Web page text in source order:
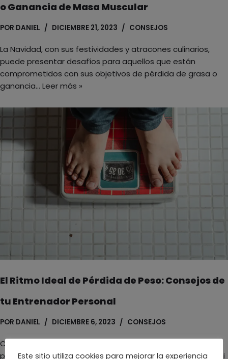
o Ganancia de Masa Muscular
POR DANIEL DICIEMBRE 21, 2023 CONSEJOS
La Navidad, con sus festividades y atracones culinarios,
puede presentar desafíos para aquellos que están
comprometidos con sus objetivos de pérdida de grasa o
ganancia… Leer más »
El Ritmo Ideal de Pérdida de Peso: Consejos de
tu Entrenador Personal
POR DANIEL DICIEMBRE 6, 2023 CONSEJOS
Como entrenador personal en Fit2Grow, una de las
preguntas que más escucho es: «Dani, ¿cuál debería ser mi
Este sitio utiliza cookies para mejorar la experiencia